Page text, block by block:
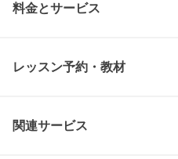
料金とサービス
レッスン予約・教材
関連サービス